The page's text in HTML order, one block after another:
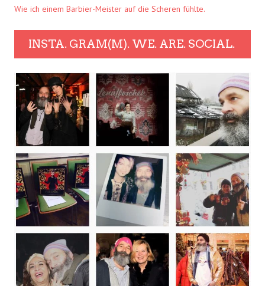
Wie ich einem Barbier-Meister auf die Scheren fühlte.
INSTA. GRAM(M). WE. ARE. SOCIAL.